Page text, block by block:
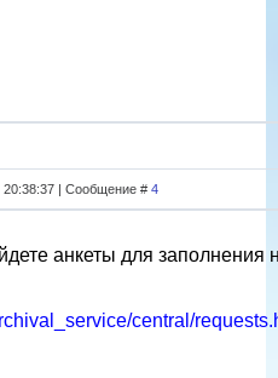
20:38:37 | Сообщение # 4
анкеты для заполнения
central/